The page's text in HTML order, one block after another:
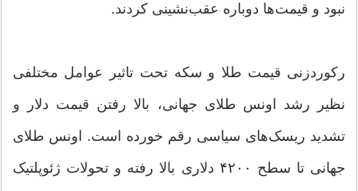
نبود و قیمت‌ها دوباره عقب‌نشینی کردند.
رکوردزنی قیمت طلا و سکه تحت تاثیر عوامل مختلفی
نظیر رشد اونس طلای جهانی، بالا رفتن قیمت دلار و
تشدید ریسک‌های سیاسی رقم خورده است. اونس طلای
جهانی تا سطح ۴۲۰۰ دلاری بالا رفته و تحولات ژئوپلتیک